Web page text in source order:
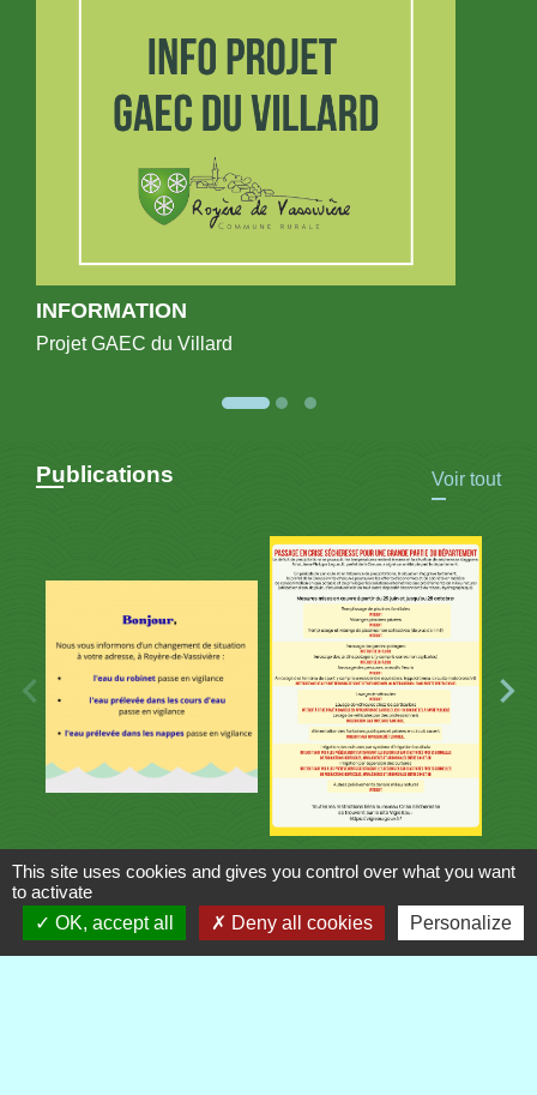
INFORMATION
Projet GAEC du Villard
Publications Voir tout
Contacts
Commune de Royère-de-Vassivière
This site uses cookies and gives you control over what you want
to activate
OK, accept all
Deny all cookies Personalize